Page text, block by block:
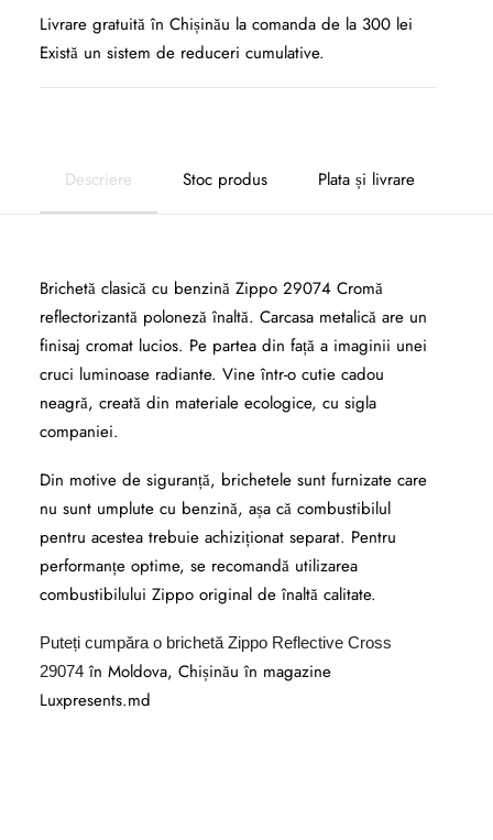
Livrare gratuită în Chișinău la comanda de la 300 lei
Există un sistem de reduceri cumulative.
Descriere Stoc produs Plata și livrare
Brichetă clasică cu benzină Zippo 29074 Cromă
reflectorizantă poloneză înaltă. Carcasa metalică are un
finisaj cromat lucios. Pe partea din față a imaginii unei
cruci luminoase radiante. Vine într-o cutie cadou
neagră, creată din materiale ecologice, cu sigla
companiei.
Din motive de siguranță, brichetele sunt furnizate care
nu sunt umplute cu benzină, așa că combustibilul
pentru acestea trebuie achiziționat separat. Pentru
performanțe optime, se recomandă utilizarea
combustibilului Zippo original de înaltă calitate.
Puteți cumpăra o brichetă Zippo Reflective Cross
29074 în Moldova, Chișinău în magazine
Luxpresents.md